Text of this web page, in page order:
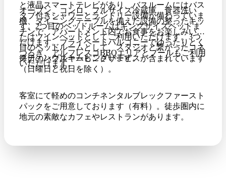
と液晶スマートテレビがあり、バスルームにはバス
タブ付きシャワーとランドリー設備が備わっていま
す。2つ目のベッドルームはキングサイズベッドま
たはツインベッドとしてご利用いただけます。3つ
目のベッドルームとして、スタジオと繋がったコネ
クティングルームもございます。
オーブン、コンロ、フルサイズ冷蔵庫、食器洗い
機、ダイニングテーブルを備えた設備の整ったキッ
チンで、アパートメント内でお食事をお楽しみいた
だけます。プライベートバルコニーでゆったりとく
つろぎ、アルフレスコBBQエリアとプールもご利用
いただけます。
毎日のハウスキーピングサービスが含まれています
（日曜日と祝日を除く）。
客室にて軽めのコンチネンタルブレックファースト
パックをご用意しております（有料）。徒歩圏内に
地元の素敵なカフェやレストランがあります。